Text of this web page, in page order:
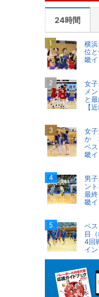
24時間
横
位
畿イ
女
メ
と
【
女
か
ベ
畿イ
男
ン
最
畿イ
ベ
目
4回
イ